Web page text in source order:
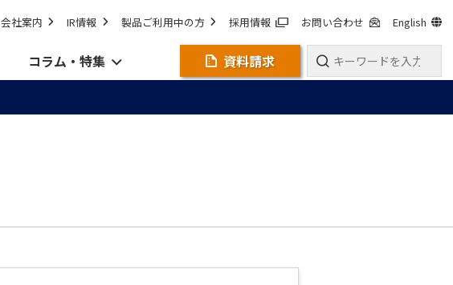
会社案内 IR情報 製品ご利用中の方 採用情報 お問い合わせ English
コラム・特集 資料請求